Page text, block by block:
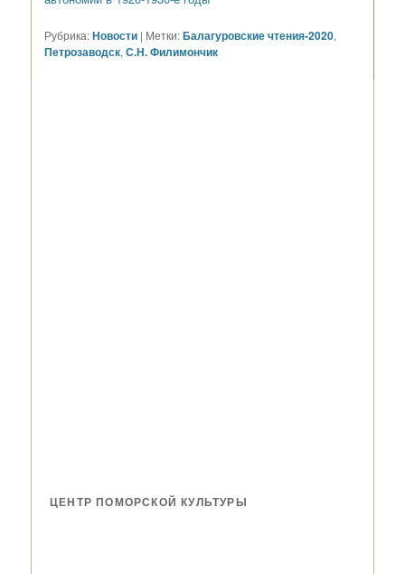
Рубрика:Новости | Метки:Балагуровские чтения-2020,
Петрозаводск,С.Н. Филимончик
ЦЕНТР ПОМОРСКОЙ КУЛЬТУРЫ